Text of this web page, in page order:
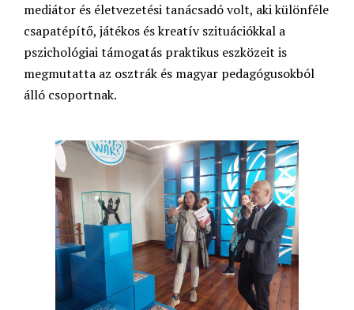
mediátor és életvezetési tanácsadó volt, aki különféle
csapatépítő, játékos és kreatív szituációkkal a
pszichológiai támogatás praktikus eszközeit is
megmutatta az osztrák és magyar pedagógusokból
álló csoportnak.